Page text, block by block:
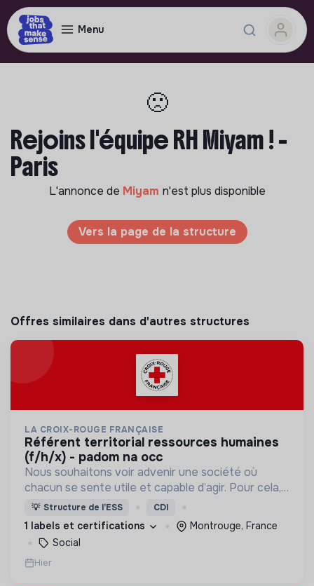
Menu
🙁
Rejoins l'équipe RH Miyam ! -
Paris
L'annonce de Miyam n'est plus disponible
Vers la page de la structure
Offres similaires dans d'autres structures
LA CROIX-ROUGE FRANÇAISE
référent territorial ressources humaines
(f/h/x) - padom na occ
Nous souhaitons voir advenir une société où
chacun se sente utile et capable d’agir. Pour cela,
nous proposons des moyens et des lieux
d’engagement innovants et adaptés à tous.
💡 Structure de l’ESS CDI
1 labels et certifications
Montrouge, France
Social
Hier